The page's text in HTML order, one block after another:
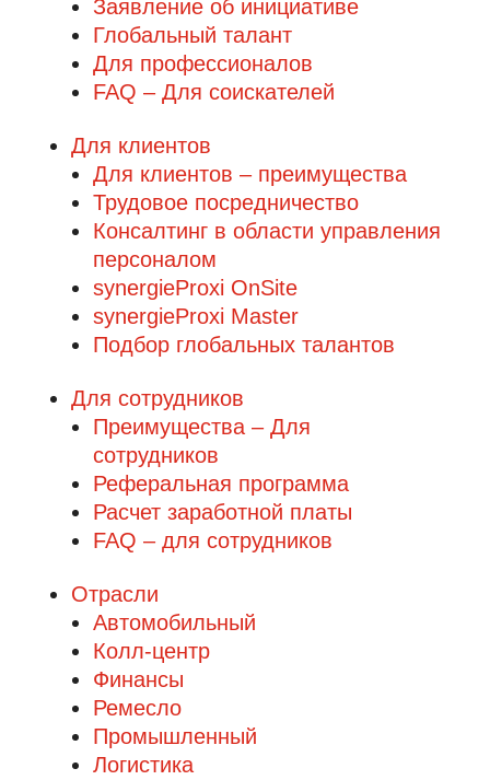
Заявление об инициативе
Глобальный талант
Для профессионалов
FAQ – Для соискателей
Для клиентов
Для клиентов – преимущества
Трудовое посредничество
Консалтинг в области управления
персоналом
synergieProxi OnSite
synergieProxi Master
Подбор глобальных талантов
Для сотрудников
Преимущества – Для
сотрудников
Реферальная программа
Расчет заработной платы
FAQ – для сотрудников
Отрасли
Автомобильный
Колл-центр
Финансы
Ремесло
Промышленный
Логистика